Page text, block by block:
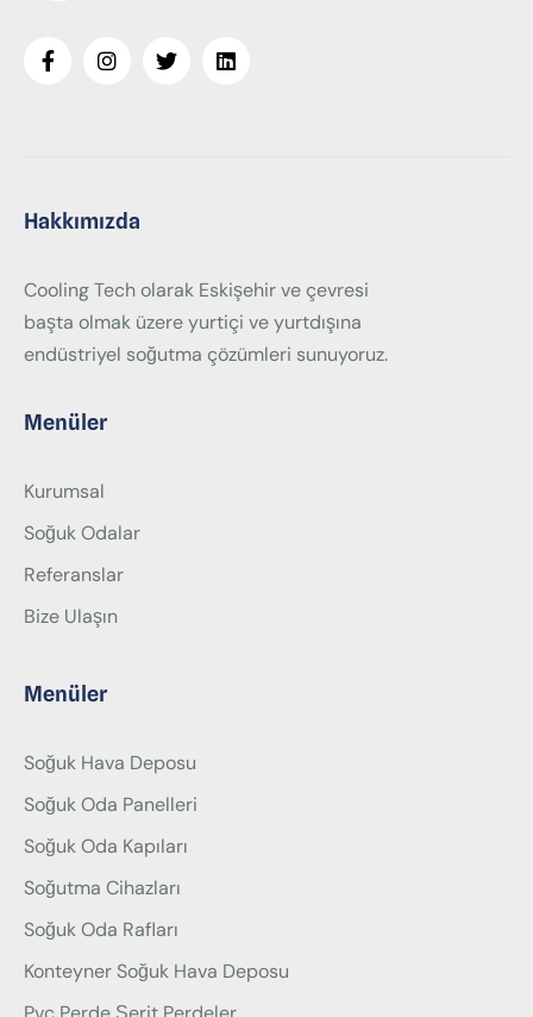
Hakkımızda
Cooling Tech olarak Eskişehir ve çevresi
başta olmak üzere yurtiçi ve yurtdışına
endüstriyel soğutma çözümleri sunuyoruz.
Menüler
Kurumsal
Soğuk Odalar
Referanslar
Bize Ulaşın
Menüler
Soğuk Hava Deposu
Soğuk Oda Panelleri
Soğuk Oda Kapıları
Soğutma Cihazları
Soğuk Oda Rafları
Konteyner Soğuk Hava Deposu